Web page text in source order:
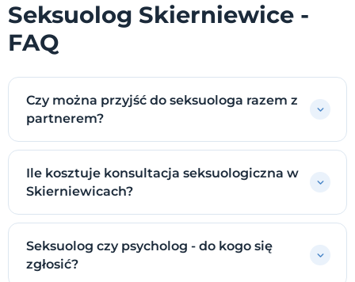
Seksuolog Skierniewice -
FAQ
Czy można przyjść do seksuologa razem z
partnerem?
Ile kosztuje konsultacja seksuologiczna w
Skierniewicach?
Seksuolog czy psycholog - do kogo się
zgłosić?